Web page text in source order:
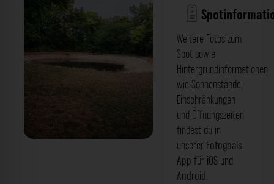
Weitere Fotos zum
Spot sowie
Hintergrundinformationen
wie Sonnenstände,
Einschränkungen
und Öffnungszeiten
findest du in
unserer Fotogoals
App für iOS und
Android.